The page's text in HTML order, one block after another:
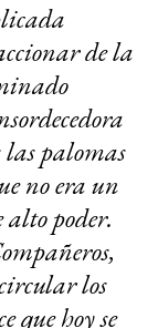
de la
palomas
no era un
poder.
los
que hoy se